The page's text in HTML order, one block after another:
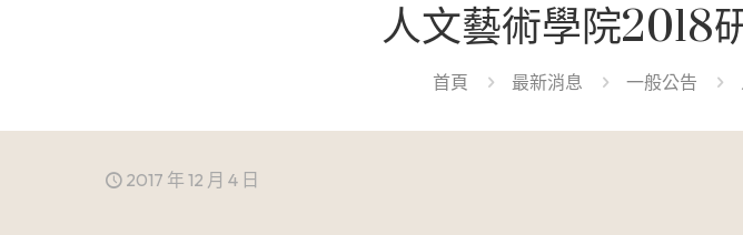
人文藝術學院2018
首頁 最新消息 一般公告
2017 年 12 月 4 日